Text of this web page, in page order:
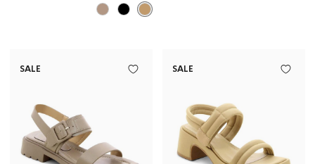
SALE
SALE